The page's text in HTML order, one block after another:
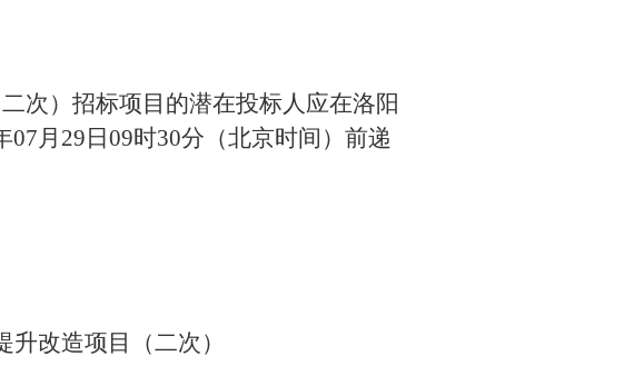
次）招标项目的潜在投标人应在洛阳
月29日09时30分（北京时间）前递
改造项目（二次）